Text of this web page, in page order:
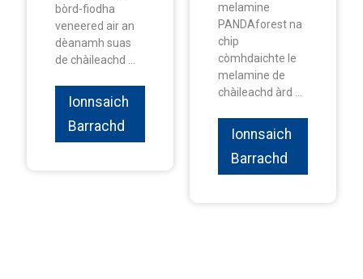
bòrd-fiodha
veneered air an
dèanamh suas
de chàileachd ...
Ionnsaich
Barrachd
melamine
PANDAforest na
chip
còmhdaichte le
melamine de
chàileachd àrd ...
Ionnsaich
Barrachd